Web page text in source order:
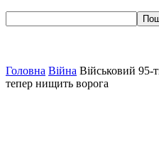
Головна Війна Військовий 95-
тепер нищить ворога